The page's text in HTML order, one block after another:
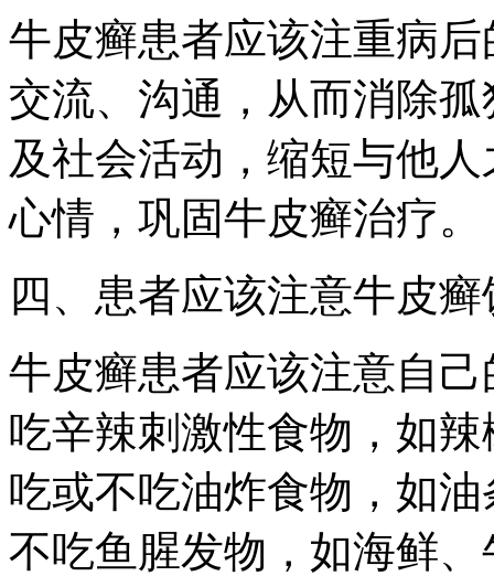
牛皮癣患者应该注重病
交流、沟通，从而消除
及社会活动，缩短与他
心情，巩固牛皮癣治疗。
四、患者应该注意牛皮癣
牛皮癣患者应该注意自
吃辛辣刺激性食物，如
吃或不吃油炸食物，如
不吃鱼腥发物，如海鲜